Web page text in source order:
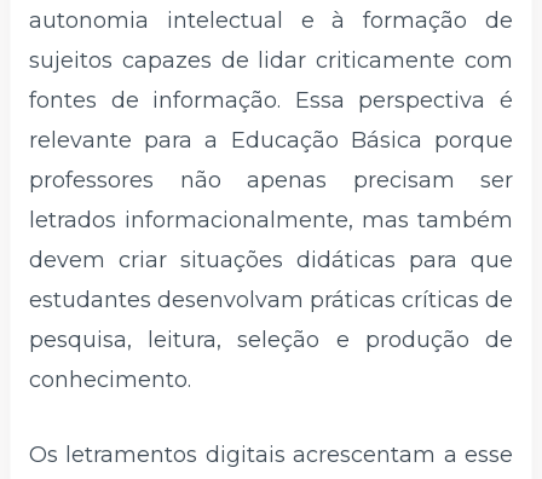
autonomia intelectual e à formação de
sujeitos capazes de lidar criticamente com
fontes de informação. Essa perspectiva é
relevante para a Educação Básica porque
professores não apenas precisam ser
letrados informacionalmente, mas também
devem criar situações didáticas para que
estudantes desenvolvam práticas críticas de
pesquisa, leitura, seleção e produção de
conhecimento.
Os letramentos digitais acrescentam a esse